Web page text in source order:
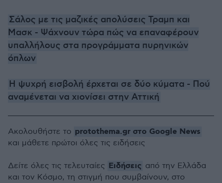
Σάλος με τις μαζικές απολύσεις Τραμπ και
Μασκ - Ψάχνουν τώρα πώς να επαναφέρουν
υπαλλήλους στα προγράμματα πυρηνικών
όπλων
Η ψυχρή εισβολή έρχεται σε δύο κύματα - Πού
αναμένεται να χιονίσει στην Αττική
Ακολουθήστε το protothema.gr στο Google News
και μάθετε πρώτοι όλες τις ειδήσεις
Δείτε όλες τις τελευταίες Ειδήσεις από την Ελλάδα
και τον Κόσμο, τη στιγμή που συμβαίνουν, στο